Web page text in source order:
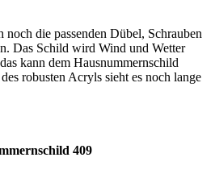
die passenden Dübel, Schrauben
Das Schild wird Wind und Wetter
kann dem Hausnummernschild
robusten Acryls sieht es noch lange
409